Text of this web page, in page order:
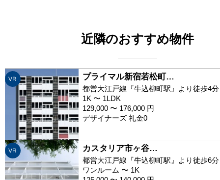
近隣のおすすめ物件
VR プライマル新宿若松町…
都営大江戸線『牛込柳町駅』より徒歩4分
1K 〜 1LDK
129,000 〜 176,000 円
デザイナーズ 礼金0
VR カスタリア市ヶ谷…
都営大江戸線『牛込柳町駅』より徒歩6分
ワンルーム 〜 1K